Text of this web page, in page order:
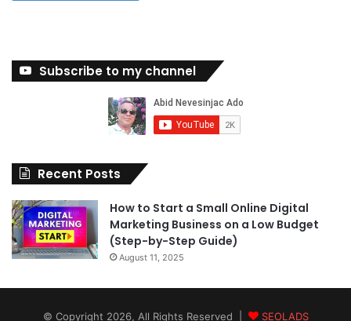
Subscribe to my channel
Recent Posts
How to Start a Small Online Digital
Marketing Business on a Low Budget
(Step-by-Step Guide)
August 11, 2025
© Copyright 2026, All Rights Reserved | SEOLADS